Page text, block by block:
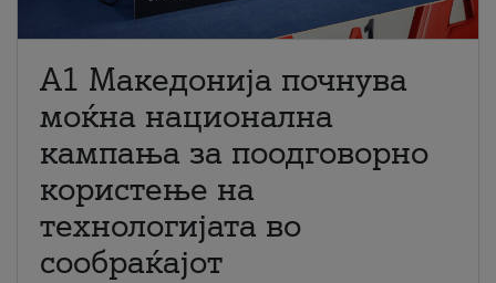
A1 Македонија почнува
моќна национална
кампања за поодговорно
користење на
технологијата во
сообраќајот